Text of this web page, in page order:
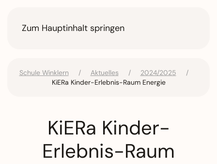
Zum Hauptinhalt springen
Schule Winklern Aktuelles
2024/2025
KiERa Kinder-Erlebnis-Raum Energie
KiERa Kinder-
Erlebnis-Raum